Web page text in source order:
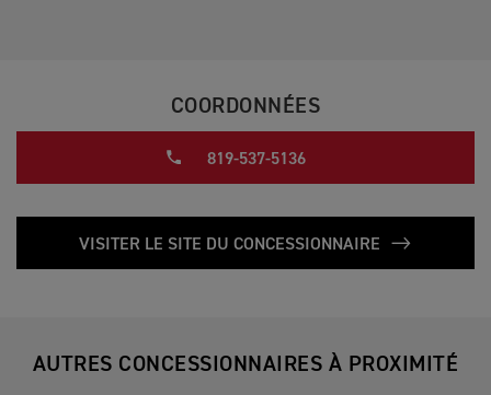
COORDONNÉES
819-537-5136
VISITER LE SITE DU CONCESSIONNAIRE
AUTRES CONCESSIONNAIRES À PROXIMITÉ